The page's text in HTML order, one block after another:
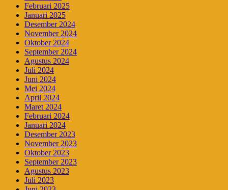
Februari 2025
Januari 2025
Desember 2024
November 2024
Oktober 2024
September 2024
Agustus 2024
Juli 2024
Juni 2024
Mei 2024
April 2024
Maret 2024
Februari 2024
Januari 2024
Desember 2023
November 2023
Oktober 2023
September 2023
Agustus 2023
Juli 2023